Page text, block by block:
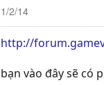
1/2/14
http://
bạn vào đây sẽ có